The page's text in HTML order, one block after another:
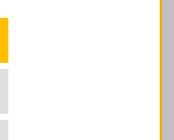
podatak da je
jednom
ili
istaknuo je